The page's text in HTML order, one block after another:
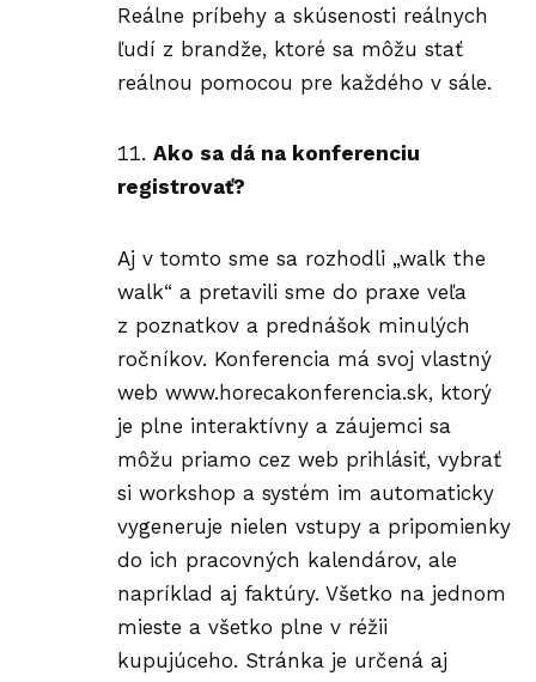
Reálne príbehy a skúsenosti reálnych
ľudí z brandže, ktoré sa môžu stať
reálnou pomocou pre každého v sále.
Ako sa dá na konferenciu
registrovať?
Aj v tomto sme sa rozhodli „walk the
walk“ a pretavili sme do praxe veľa
z poznatkov a prednášok minulých
ročníkov. Konferencia má svoj vlastný
web www.horecakonferencia.sk, ktorý
je plne interaktívny a záujemci sa
môžu priamo cez web prihlásiť, vybrať
si workshop a systém im automaticky
vygeneruje nielen vstupy a pripomienky
do ich pracovných kalendárov, ale
napríklad aj faktúry. Všetko na jednom
mieste a všetko plne v réžii
kupujúceho. Stránka je určená aj